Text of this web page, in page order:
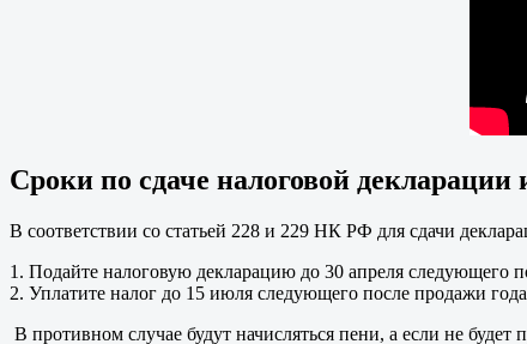
Сроки по сдаче налоговой декларации
В соответствии со статьей 228 и 229 НК РФ для сдачи
1. Подайте налоговую декларацию до 30 апреля следующего
2. Уплатите налог до 15 июля следующего после продажи
В противном случае будут начисляться пени, а если не